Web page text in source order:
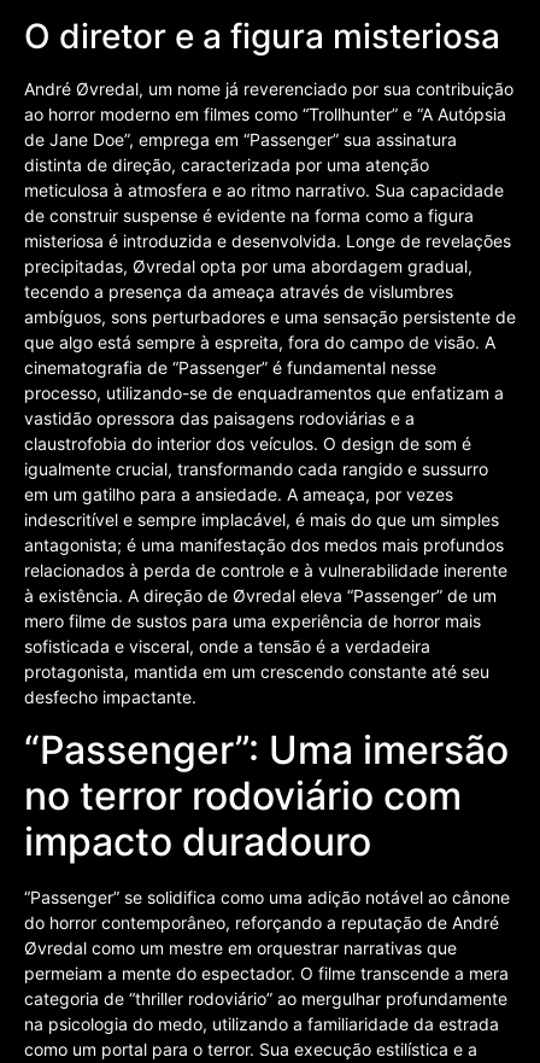
O diretor e a figura misteriosa
André Øvredal, um nome já reverenciado por sua contribuição
ao horror moderno em filmes como “Trollhunter” e “A Autópsia
de Jane Doe”, emprega em “Passenger” sua assinatura
distinta de direção, caracterizada por uma atenção
meticulosa à atmosfera e ao ritmo narrativo. Sua capacidade
de construir suspense é evidente na forma como a figura
misteriosa é introduzida e desenvolvida. Longe de revelações
precipitadas, Øvredal opta por uma abordagem gradual,
tecendo a presença da ameaça através de vislumbres
ambíguos, sons perturbadores e uma sensação persistente de
que algo está sempre à espreita, fora do campo de visão. A
cinematografia de “Passenger” é fundamental nesse
processo, utilizando-se de enquadramentos que enfatizam a
vastidão opressora das paisagens rodoviárias e a
claustrofobia do interior dos veículos. O design de som é
igualmente crucial, transformando cada rangido e sussurro
em um gatilho para a ansiedade. A ameaça, por vezes
indescritível e sempre implacável, é mais do que um simples
antagonista; é uma manifestação dos medos mais profundos
relacionados à perda de controle e à vulnerabilidade inerente
à existência. A direção de Øvredal eleva “Passenger” de um
mero filme de sustos para uma experiência de horror mais
sofisticada e visceral, onde a tensão é a verdadeira
protagonista, mantida em um crescendo constante até seu
desfecho impactante.
“Passenger”: Uma imersão
no terror rodoviário com
impacto duradouro
“Passenger” se solidifica como uma adição notável ao cânone
do horror contemporâneo, reforçando a reputação de André
Øvredal como um mestre em orquestrar narrativas que
permeiam a mente do espectador. O filme transcende a mera
categoria de “thriller rodoviário” ao mergulhar profundamente
na psicologia do medo, utilizando a familiaridade da estrada
como um portal para o terror. Sua execução estilística e a